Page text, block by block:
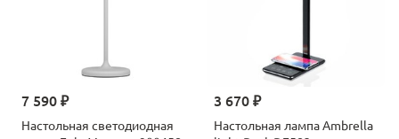
7 590 ₽
Настольная светодиодная
3 670 ₽
Настольная лампа Ambrella